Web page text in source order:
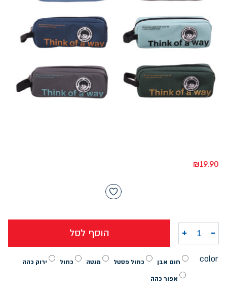
₪19.90
color חום אבן כחול פסטל מנטה כחול ירוק כהה
אפור כהה
- כמות של קלמר תא אחד GOOD BOY קמפוס
+ הוסף לסל